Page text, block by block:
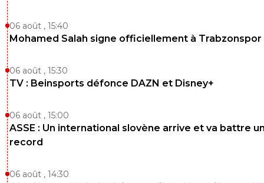
06 août , 15:40
Mohamed Salah signe officiellement à Trabzonspor
06 août , 15:30
TV : Beinsports défonce DAZN et Disney+
06 août , 15:00
ASSE : Un international slovène arrive et va battre
record
06 août , 14:30